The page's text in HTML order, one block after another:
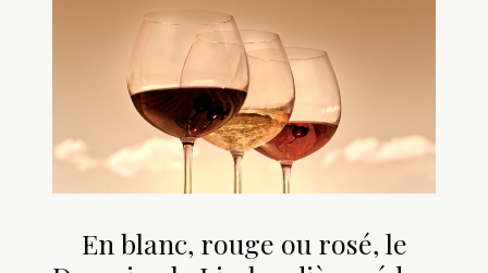
En blanc, rouge ou rosé, le